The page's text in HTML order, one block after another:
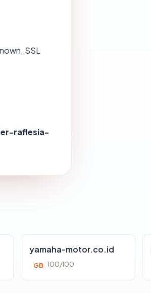
SSL
raflesia-
yamaha-motor.co.id
GB 100/100